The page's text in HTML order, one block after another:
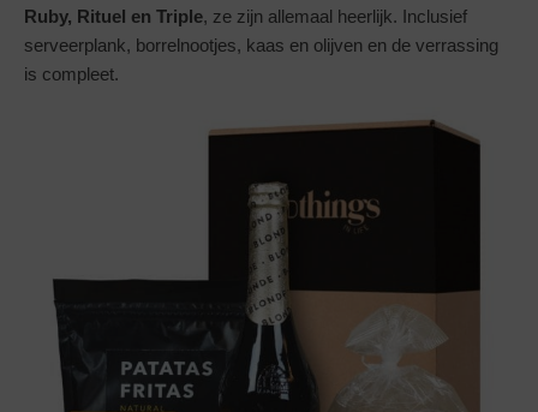
Ruby, Rituel en Triple, ze zijn allemaal heerlijk. Inclusief
serveerplank, borrelnootjes, kaas en olijven en de verrassing
is compleet.